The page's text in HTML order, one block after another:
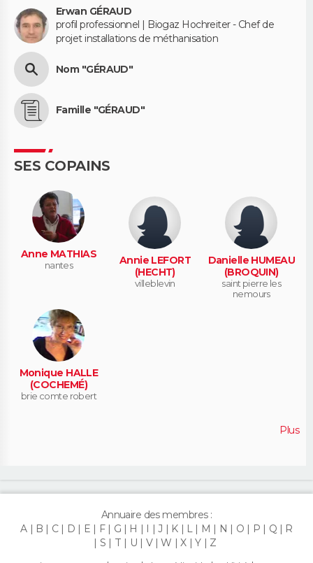
Erwan GÉRAUD
profil professionnel | Biogaz Hochreiter - Chef de
projet installations de méthanisation
Nom "GÉRAUD"
Famille "GÉRAUD"
SES COPAINS
Anne MATHIAS
nantes
Annie LEFORT
(HECHT)
villeblevin
Danielle HUMEAU
(BROQUIN)
saint pierre les
nemours
Monique HALLE
(COCHEMÉ)
brie comte robert
Plus
Annuaire des membres :
A
B C D E F G H I J K L M N O P Q
R
S
T U V W X Y Z